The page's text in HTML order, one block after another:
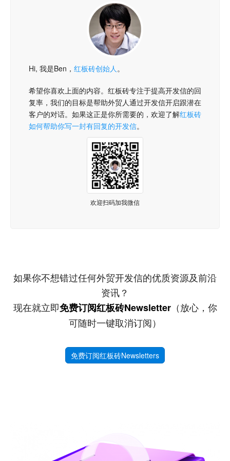
Hi, 我是Ben， 红板砖创始人 。
希望你喜欢上面的内容。红板砖专注于提高开发信的回
复率，我们的目标是帮助外贸人通过开发信开启跟潜在
客户的对话。如果这正是你所需要的，欢迎了解红板砖
如何帮助你写一封有回复的开发信。
欢迎扫码加我微信
如果你不想错过任何外贸开发信的优质资源及前沿
资讯？
现在就立即免费订阅红板砖Newsletter（放心，你
可随时一键取消订阅）
免费订阅红板砖Newsletters